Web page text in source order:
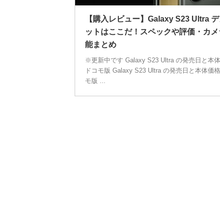
【購入レビュー】Galaxy S23 Ultra デ
ットはここだ！スペックや評価・カ
能まとめ
※更新中です Galaxy S23 Ultra の発売日と本
ドコモ版 Galaxy S23 Ultra の発売日と本体価
モ版 ...